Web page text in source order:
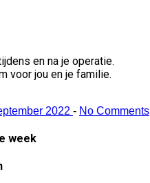
en na je operatie.
voor jou en je familie.
2022 - No Comments
week